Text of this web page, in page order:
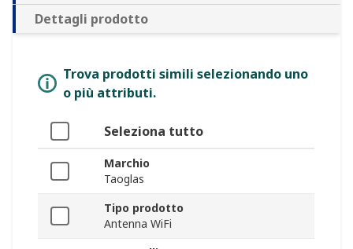
Dettagli prodotto
Trova prodotti simili selezionando uno
o più attributi.
Seleziona tutto
Marchio
Taoglas
Tipo prodotto
Antenna WiFi